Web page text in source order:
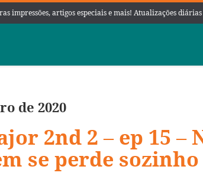
impressões, artigos especiais e mais! Atualizações
de 2020
2nd 2 – ep 15 –
se perde sozinho